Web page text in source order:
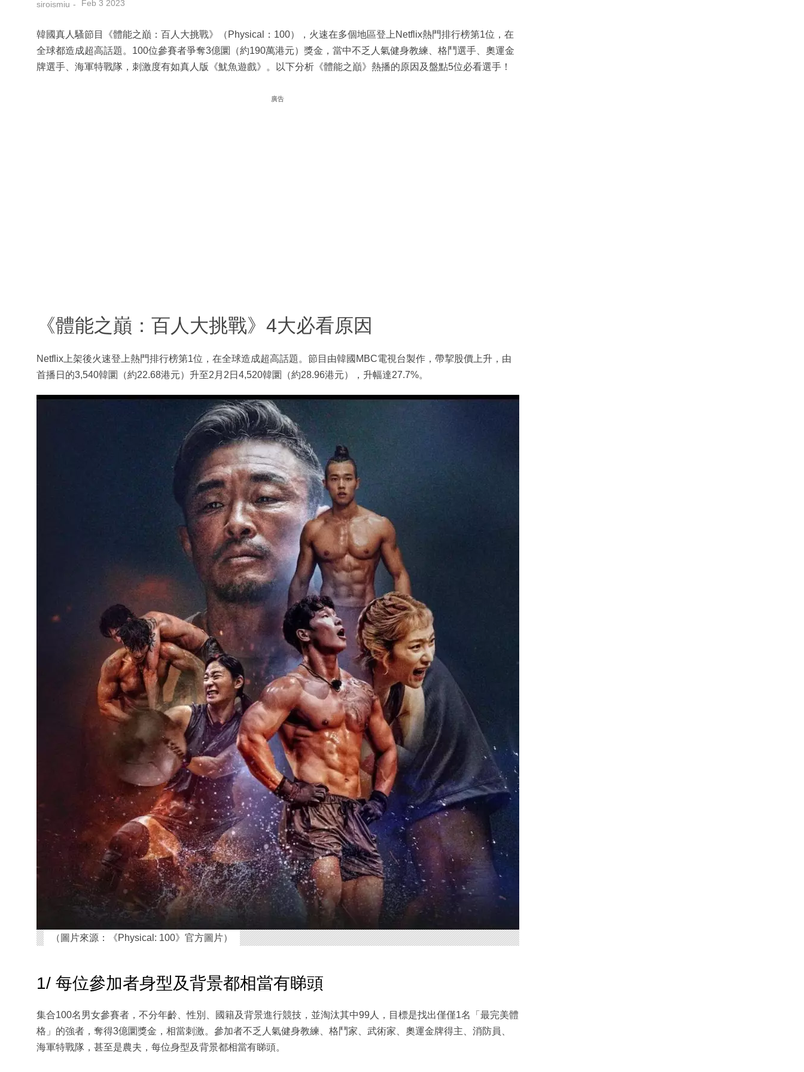
siroismiu Feb 3 2023
韓國真人騷節目《體能之巔：百人大挑戰》（Physical：100），火速在多個地區登上Netflix熱門排行榜第1位，在
全球都造成超高話題。100位參賽者爭奪3億圜（約190萬港元）獎金，當中不乏人氣健身教練、格鬥選手、奧運金
牌選手、海軍特戰隊，刺激度有如真人版《魷魚遊戲》。以下分析《體能之巔》熱播的原因及盤點5位必看選手！
廣告
《體能之巔：百人大挑戰》4大必看原因
Netflix上架後火速登上熱門排行榜第1位，在全球造成超高話題。節目由韓國MBC電視台製作，帶挈股價上升，由
首播日的3,540韓圜（約22.68港元）升至2月2日4,520韓圜（約28.96港元），升幅達27.7%。
（圖片來源：《Physical: 100》官方圖片）
1/ 每位參加者身型及背景都相當有睇頭
集合100名男女參賽者，不分年齡、性別、國籍及背景進行競技，並淘汰其中99人，目標是找出僅僅1名「最完美體
格」的強者，奪得3億圜獎金，相當刺激。參加者不乏人氣健身教練、格鬥家、武術家、奧運金牌得主、消防員、
海軍特戰隊，甚至是農夫，每位身型及背景都相當有睇頭。